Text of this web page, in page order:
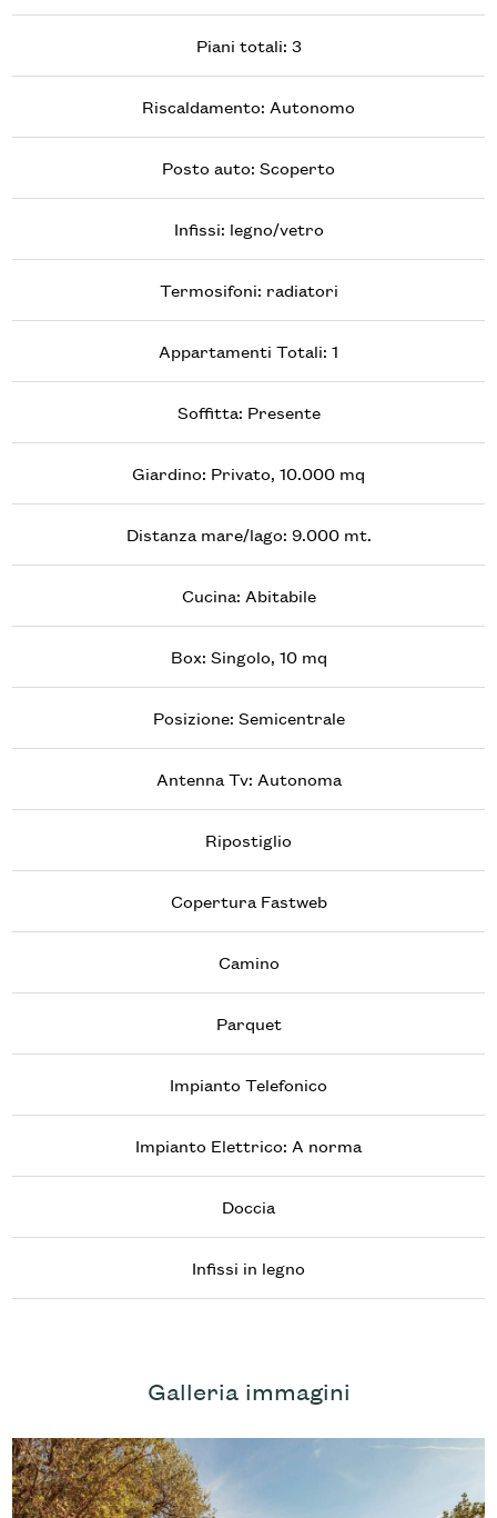
Piani totali: 3
Riscaldamento: Autonomo
Posto auto: Scoperto
Infissi: legno/vetro
Termosifoni: radiatori
Appartamenti Totali: 1
Soffitta: Presente
Giardino: Privato, 10.000 mq
Distanza mare/lago: 9.000 mt.
Cucina: Abitabile
Box: Singolo, 10 mq
Posizione: Semicentrale
Antenna Tv: Autonoma
Ripostiglio
Copertura Fastweb
Camino
Parquet
Impianto Telefonico
Impianto Elettrico: A norma
Doccia
Infissi in legno
Galleria immagini